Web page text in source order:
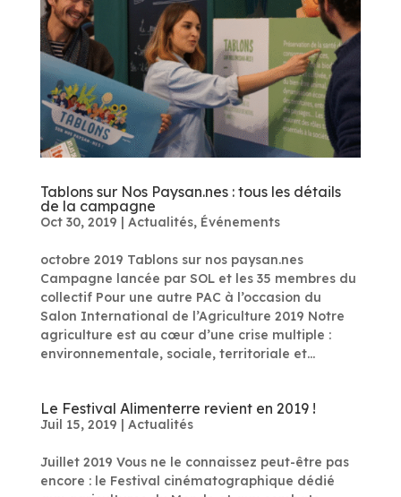
Tablons sur Nos Paysan.nes : tous les détails
de la campagne
Oct 30, 2019 | Actualités, Événements
octobre 2019 Tablons sur nos paysan.nes
Campagne lancée par SOL et les 35 membres du
collectif Pour une autre PAC à l’occasion du
Salon International de l’Agriculture 2019 Notre
agriculture est au cœur d’une crise multiple :
environnementale, sociale, territoriale et...
Le Festival Alimenterre revient en 2019 !
Juil 15, 2019 | Actualités
Juillet 2019 Vous ne le connaissez peut-être pas
encore : le Festival cinématographique dédié